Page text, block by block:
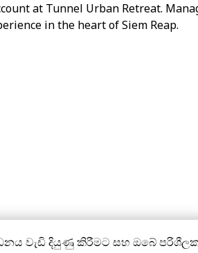
වැඩි දියුණු කිරීමට සහ ඔබේ පරිශීලක
at Tunnel Urban Retreat.
in the heart ofSiem Reap.